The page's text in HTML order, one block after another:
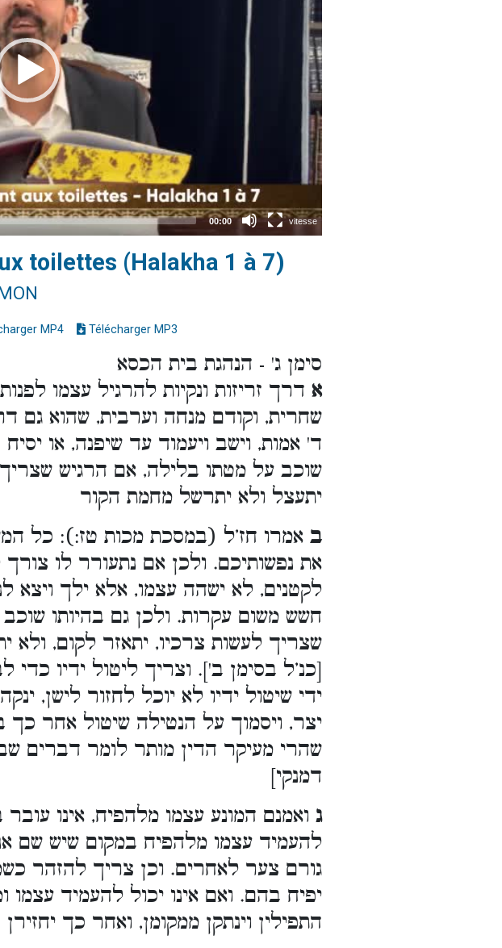
toilettes (Halakha 1 à 7)
MP4 Télécharger MP3
סימן ג' - הנהגת בית הכסא
א דרך זריזות ונקיות להרגיל עצמו
שחרית, וקודם מנחה וערבית, שהוא גם
ד' אמות, וישב ויעמוד עד שיפנה, או
שוכב על מטתו בלילה, אם הרגיש
יתעצל ולא יתרשל מחמת הקור
ב אמרו חז’ל (במסכת מכות טז:): כל
את נפשותיכם. ולכן אם נתעורר לו צורך
לקטנים, לא ישהה עצמו, אלא ילך ויצא
חשש משום עקרות. ולכן גם בהיותו
שצריך לעשות צרכיו, יתאזר לקום,
[כנ’ל בסימן ב']. וצריך ליטול ידיו
ידי שיטול ידיו לא יוכל לחזור לישן,
יצר, ויסמוך על הנטילה שיטול אחר
שהרי מעיקר הדין מותר לומר דברים
דמנקי]
ג ואמנם המונע עצמו מלהפיח, אינו
להעמיד עצמו מלהפיח במקום שיש שם
גורם צער לאחרים. וכן צריך להזהר
יפיח בהם. ואם אינו יכול להעמיד עצמו
התפילין וינתקן ממקומן, ואחר כך יחזירן